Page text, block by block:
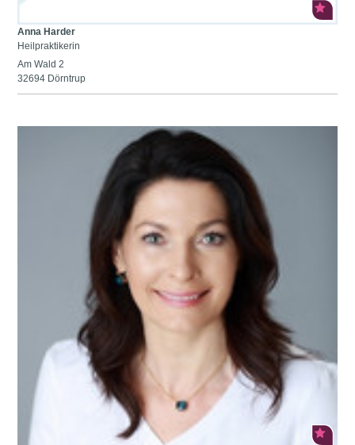
Anna Harder
Heilpraktikerin
Am Wald 2
32694 Dörntrup